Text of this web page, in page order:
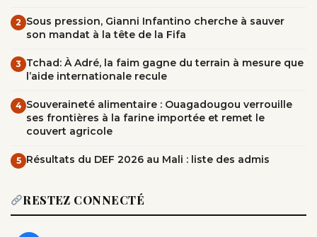
2 Sous pression, Gianni Infantino cherche à sauver
son mandat à la tête de la Fifa
3 Tchad: À Adré, la faim gagne du terrain à mesure que
l’aide internationale recule
4 Souveraineté alimentaire : Ouagadougou verrouille
ses frontières à la farine importée et remet le
couvert agricole
5 Résultats du DEF 2026 au Mali : liste des admis
RESTEZ CONNECTÉ